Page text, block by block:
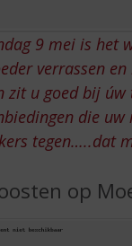
9 mei is het
verrassen
zit u goed bij
die
tegen…..dat
op